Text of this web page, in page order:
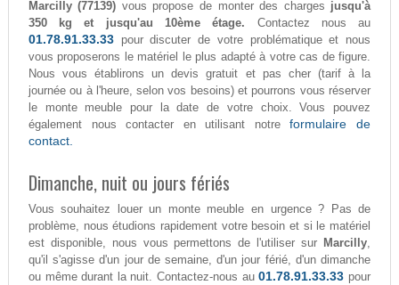
Marcilly (77139) vous propose de monter des charges jusqu'à
350 kg et jusqu'au 10ème étage. Contactez nous au
01.78.91.33.33pour discuter de votre problématique et nous
vous proposerons le matériel le plus adapté à votre cas de figure.
Nous vous établirons un devis gratuit et pas cher (tarif à la
journée ou à l'heure, selon vos besoins) et pourrons vous réserver
le monte meuble pour la date de votre choix. Vous pouvez
également nous contacter en utilisant notreformulaire de
contact.
Dimanche, nuit ou jours fériés
Vous souhaitez louer un monte meuble en urgence ? Pas de
problème, nous étudions rapidement votre besoin et si le matériel
est disponible, nous vous permettons de l'utiliser sur Marcilly,
qu'il s'agisse d'un jour de semaine, d'un jour férié, d'un dimanche
ou même durant la nuit. Contactez-nous au01.78.91.33.33 pour